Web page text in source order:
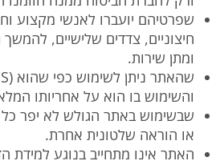
שפרטיהם יועברו לאנשי מקצוע
חיצוניים, צדדים שלישיים,
ומתן שירות.
והשימוש בו הוא על אחריותו
שבשימוש באתר הגולש לא יפר
או הוראה שלטונית אחרת.
האתר אינו מתחייב בנוגע למידת